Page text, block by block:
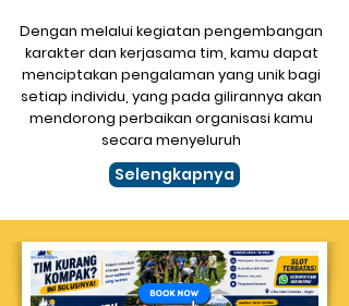
Dengan melalui kegiatan pengembangan
karakter dan kerjasama tim, kamu dapat
menciptakan pengalaman yang unik bagi
setiap individu, yang pada gilirannya akan
mendorong perbaikan organisasi kamu
secara menyeluruh
Selengkapnya